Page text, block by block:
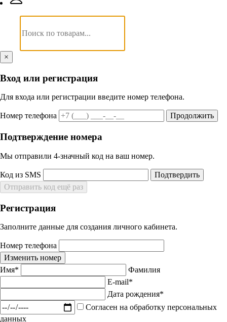
×
Вход или регистрация
Для входа или регистрации введите номер телефона.
Номер телефона Продолжить
Подтверждение номера
Мы отправили 4‑значный код на ваш номер.
Код из SMS
Подтвердить
Отправить код ещё раз
Регистрация
Заполните данные для создания личного кабинета.
Номер телефона
Изменить номер
Имя*
Фамилия
E-mail*
Дата рождения*
Согласен на обработку персональных
данных